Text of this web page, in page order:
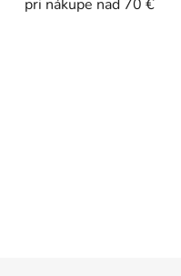
pri nákupe nad 70 €